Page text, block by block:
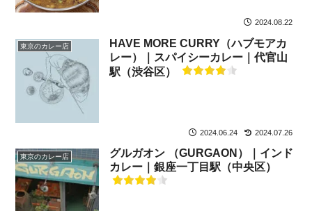
2024.08.22
東京のカレー店
HAVE MORE CURRY（ハブモアカ
レー）｜スパイシーカレー｜代官山
駅（渋谷区）
2024.06.24 2024.07.26
東京のカレー店
グルガオン （GURGAON）｜インド
カレー｜銀座一丁目駅（中央区）